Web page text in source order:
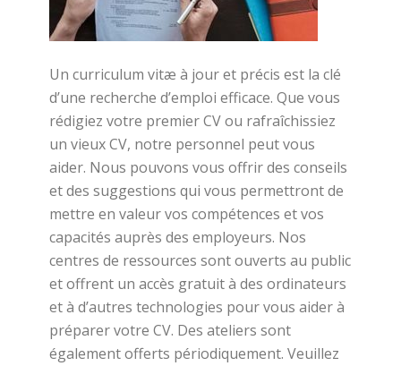
Un curriculum vitæ à jour et précis est la clé
d’une recherche d’emploi efficace. Que vous
rédigiez votre premier CV ou rafraîchissiez
un vieux CV, notre personnel peut vous
aider. Nous pouvons vous offrir des conseils
et des suggestions qui vous permettront de
mettre en valeur vos compétences et vos
capacités auprès des employeurs. Nos
centres de ressources sont ouverts au public
et offrent un accès gratuit à des ordinateurs
et à d’autres technologies pour vous aider à
préparer votre CV. Des ateliers sont
également offerts périodiquement. Veuillez